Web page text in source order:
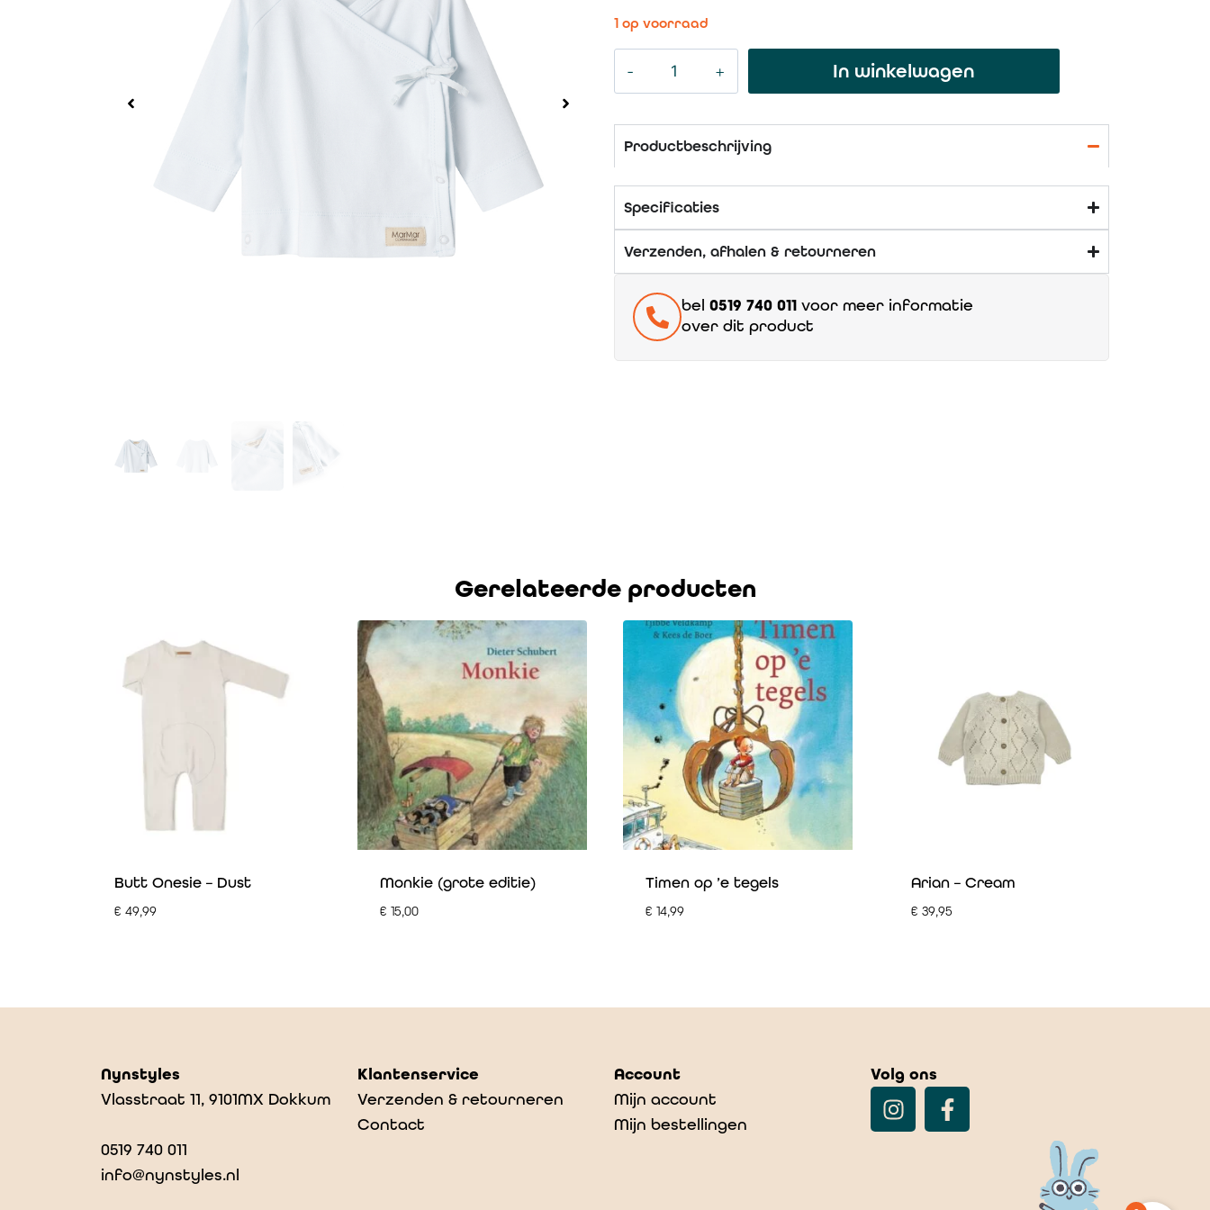
1 op voorraad
In winkelwagen
Productbeschrijving
Specificaties
Verzenden, afhalen & retourneren
bel 0519 740 011 voor meer informatie
over dit product
Gerelateerde producten
Butt Onesie – Dust
€ 49,99
Monkie (grote editie)
€ 15,00
Timen op ’e tegels
€ 14,99
Arian – Cream
€ 39,95
Nynstyles
Vlasstraat 11, 9101MX Dokkum
0519 740 011
info@nynstyles.nl
Klantenservice
Verzenden & retourneren
Contact
Account
Mijn account
Mijn bestellingen
Volg ons